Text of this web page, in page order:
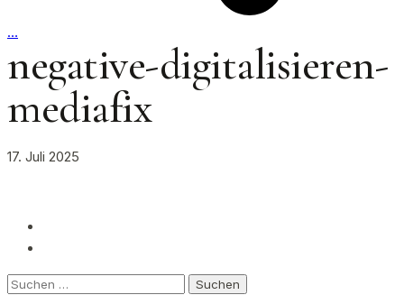
…
negative-digitalisieren-
mediafix
17. Juli 2025
Suchen